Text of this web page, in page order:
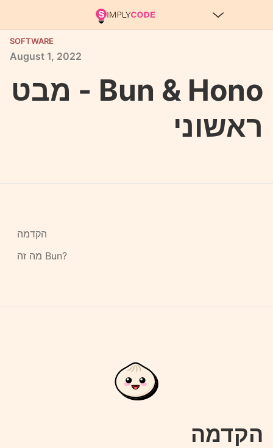
SOFTWARE
August 1, 2022
Bun & Hono - מבט
ראשוני
הקדמה
מה זה Bun?
הקדמה